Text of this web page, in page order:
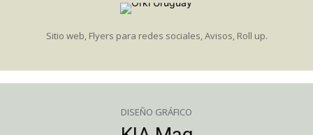
Sitio web, Flyers para redes sociales, Avisos, Roll up.
DISEÑO GRÁFICO